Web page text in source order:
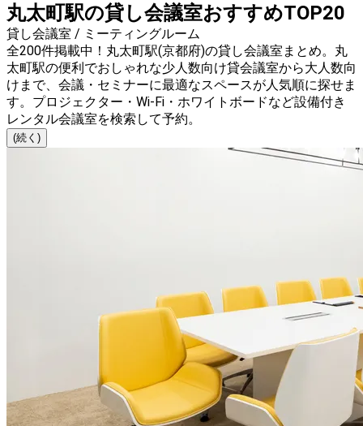
丸太町駅の貸し会議室おすすめTOP20
貸し会議室 / ミーティングルーム
全200件掲載中！丸太町駅(京都府)の貸し会議室まとめ。丸
太町駅の便利でおしゃれな少人数向け貸会議室から大人数向
けまで、会議・セミナーに最適なスペースが人気順に探せま
す。プロジェクター・Wi-Fi・ホワイトボードなど設備付き
レンタル会議室を検索して予約。
(続く)